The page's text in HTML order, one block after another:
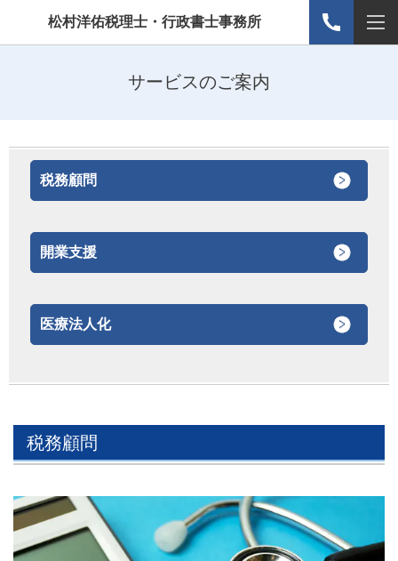
松村洋佑税理士・行政書士事務所
サービスのご案内
税務顧問
開業支援
医療法人化
税務顧問